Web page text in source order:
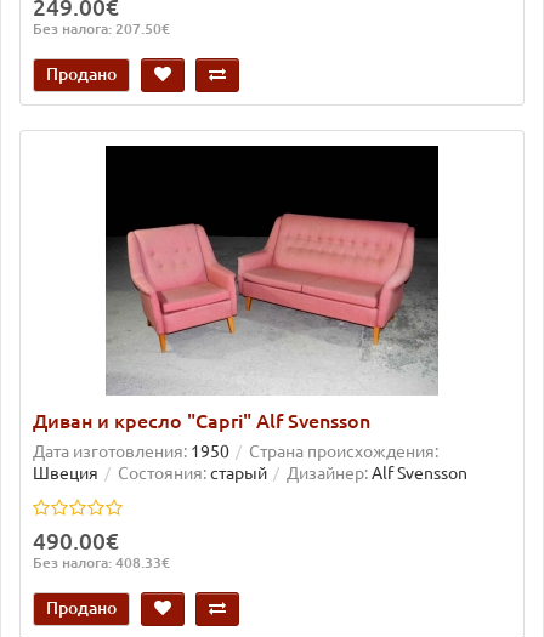
249.00€
Без налога: 207.50€
Продано
Диван и кресло "Capri" Alf Svensson
Дата изготовления: 1950
Страна происхождения:
Швеция
Состояния:старый Дизайнер:Alf Svensson
490.00€
Без налога: 408.33€
Продано